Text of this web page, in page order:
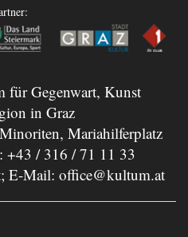
Gegenwart, Kunst
in Graz
Mariahilferplatz
+43 / 316 / 71 11 33
; E-Mail: office@kultum.at